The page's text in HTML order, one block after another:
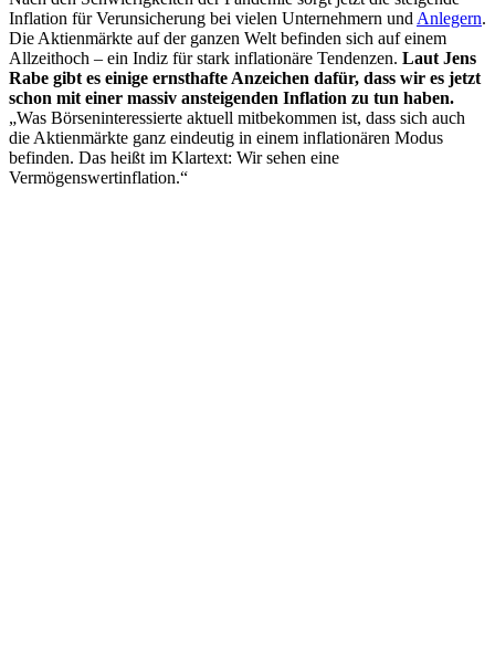
Inflation für Verunsicherung bei vielen Unternehmern und Anlegern.
Die Aktienmärkte auf der ganzen Welt befinden sich auf einem
Allzeithoch – ein Indiz für stark inflationäre Tendenzen. Laut Jens
Rabe gibt es einige ernsthafte Anzeichen dafür, dass wir es jetzt
schon mit einer massiv ansteigenden Inflation zu tun haben.
„Was Börseninteressierte aktuell mitbekommen ist, dass sich auch
die Aktienmärkte ganz eindeutig in einem inflationären Modus
befinden. Das heißt im Klartext: Wir sehen eine
Vermögenswertinflation.“